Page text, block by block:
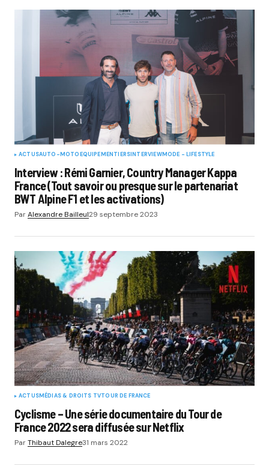
ACTUSAUTO-MOTOEQUIPEMENTIERSINTERVIEWMODE - LIFESTYLE
Interview : Rémi Garnier, Country Manager Kappa
France (Tout savoir ou presque sur le partenariat
BWT Alpine F1 et les activations)
ParAlexandre Bailleul29 septembre 2023
ACTUSMÉDIAS & DROITS TVTOUR DE FRANCE
Cyclisme – Une série documentaire du Tour de
France 2022 sera diffusée sur Netflix
ParThibaut Dalegre31 mars 2022